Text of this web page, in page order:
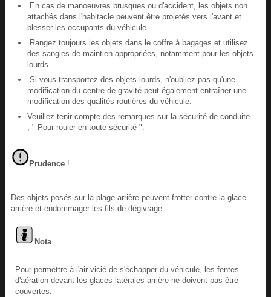
En cas de manoeuvres brusques ou d'accident, les objets non
attachés dans l'habitacle peuvent être projetés vers l'avant et
blesser les occupants du véhicule.
Rangez toujours les objets dans le coffre à bagages et utilisez
des sangles de maintien appropriées, notamment pour les objets
lourds.
Si vous transportez des objets lourds, n'oubliez pas qu'une
modification du centre de gravité peut également entraîner une
modification des qualités routières du véhicule.
Veuillez tenir compte des remarques sur la sécurité de conduite
, " Pour rouler en toute sécurité ".
Prudence!
Des objets posés sur la plage arrière peuvent frotter contre la glace
arrière et endommager les fils de dégivrage.
Nota
Pour permettre à l'air vicié de s'échapper du véhicule, les fentes
d'aération devant les glaces latérales arrière ne doivent pas être
couvertes.